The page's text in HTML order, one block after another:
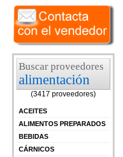
Buscar proveedores
alimentación
(3417 proveedores)
ACEITES
ALIMENTOS PREPARADOS
BEBIDAS
CÁRNICOS